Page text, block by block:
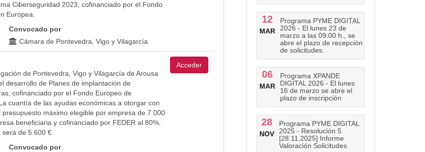
Ciberseguridad 2023, cofinanciado por el Fondo
Europea.
Convocado por
Cámara de Pontevedra, Vigo y Vilagarcía
de Pontevedra, Vigo y Vilagarcía de Arousa
desarrollo de Planes de implantación de
cofinanciado por el Fondo Europeo de
cuantía de las ayudas económicas a otorgar con
máximo elegible por empresa de 7.000
beneficiaria y cofinanciado por FEDER al 80%,
de 5.600 €.
Convocado por
Acceder
12
MAR
Programa PYME DIGITAL
2026 - El lunes 23 de
marzo a las 09.00 h., se
abre el plazo de recepción
de solicitudes.
06
MAR
Programa XPANDE
DIGITAL 2026 - El lunes
16 de marzo se abre el
plazo de inscripción
28
NOV
Programa PYME DIGITAL
2025 - Resolución 5
[28.11.2025] Informe
Valoración Solicitudes